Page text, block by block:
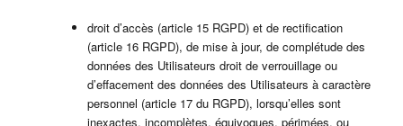
droit d’accès (article 15 RGPD) et de rectification
(article 16 RGPD), de mise à jour, de complétude des
données des Utilisateurs droit de verrouillage ou
d’effacement des données des Utilisateurs à caractère
personnel (article 17 du RGPD), lorsqu’elles sont
inexactes, incomplètes, équivoques, périmées, ou